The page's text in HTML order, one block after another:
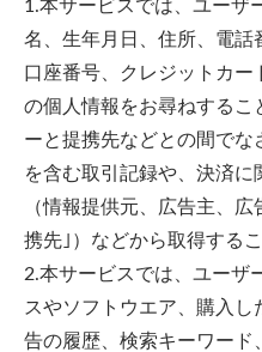
1.本サービスでは、ユーザ
名、生年月日、住所、電話
口座番号、クレジットカ
の個人情報をお尋ねするこ
ーと提携先などとの間でな
を含む取引記録や、決済
（情報提供元、広告主、
携先｣）などから取得する
2.本サービスでは、ユーザ
スやソフトウエア、購入
告の履歴、検索キーワード